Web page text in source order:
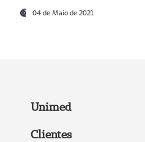
04 de Maio de 2021
Unimed
Clientes